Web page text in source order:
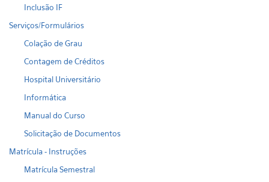
Inclusão IF
Serviços/Formulários
Colação de Grau
Contagem de Créditos
Hospital Universitário
Informática
Manual do Curso
Solicitação de Documentos
Matrícula - Instruções
Matrícula Semestral